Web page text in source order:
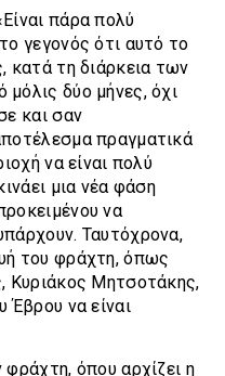
πάρα πολύ
γεγονός ότι αυτό το
κατά τη διάρκεια των
δύο μήνες, όχι
και σαν
πραγματικά
να είναι πολύ
μια νέα φάση
να
Ταυτόχρονα,
του φράχτη, όπως
Κυριάκος Μητσοτάκης,
Έβρου να είναι
όπου αρχίζει η